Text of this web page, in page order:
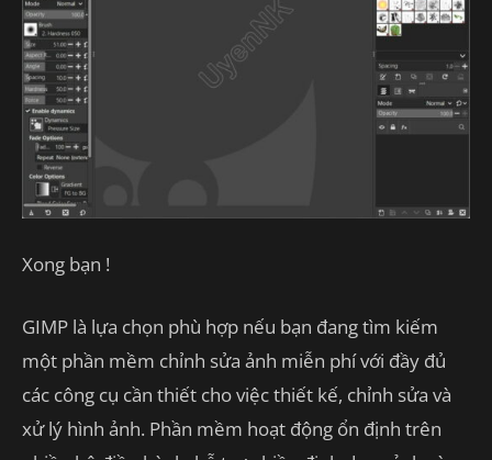
Xong bạn !
GIMP là lựa chọn phù hợp nếu bạn đang tìm kiếm
một phần mềm chỉnh sửa ảnh miễn phí với đầy đủ
các công cụ cần thiết cho việc thiết kế, chỉnh sửa và
xử lý hình ảnh. Phần mềm hoạt động ổn định trên